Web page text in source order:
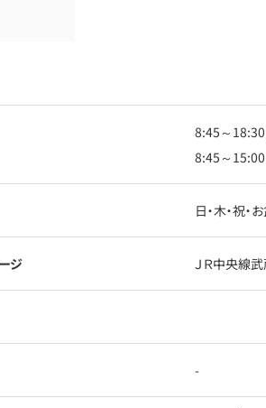
8:45～18:30
8:45～
日・木・祝・
ジ ＪＲ中央線
-